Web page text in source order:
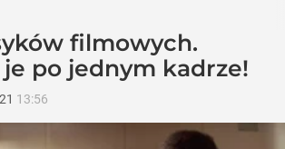
filmowych.
je po jednym kadrze!
13:56